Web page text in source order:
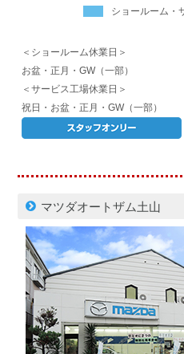
ショールーム・
＜ショールーム休業日＞
お盆・正月・GW（一部）
＜サービス工場休業日＞
祝日・お盆・正月・GW（一部）
マツダオートザム土山